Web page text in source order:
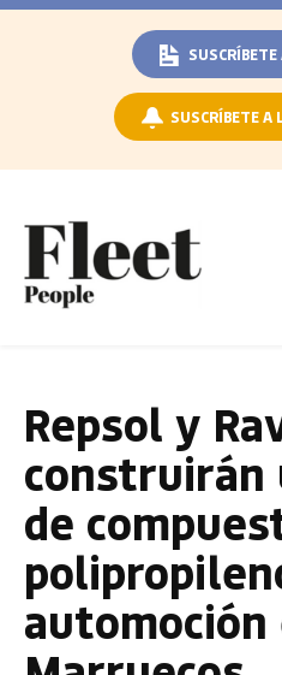
SUSCRÍBETE A
Repsol y
construirán
de
automoción